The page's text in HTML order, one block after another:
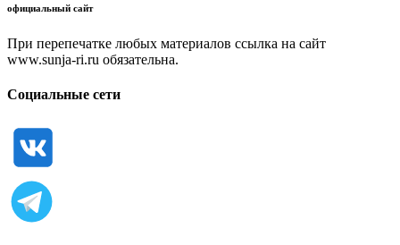
официальный сайт
При перепечатке любых материалов ссылка на сайт
www.sunja-ri.ru обязательна.
Социальные сети